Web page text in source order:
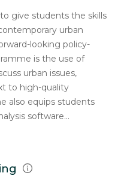
give students the skills
urban
looking policy-
is the use of
urban issues,
to high-quality
also equips students
software...